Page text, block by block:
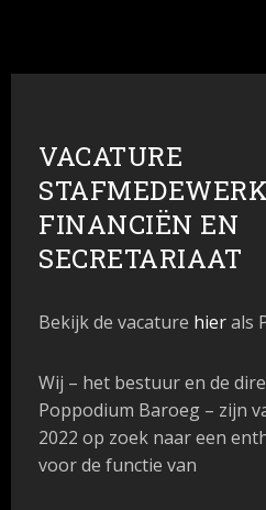
VACATURE
FINANCIËN EN
SECRETARIAAT
Bekijk de vacature hierals
Wij – het bestuur en de
Poppodium Baroeg – zijn
2022 op zoek naar een
voor de functie van